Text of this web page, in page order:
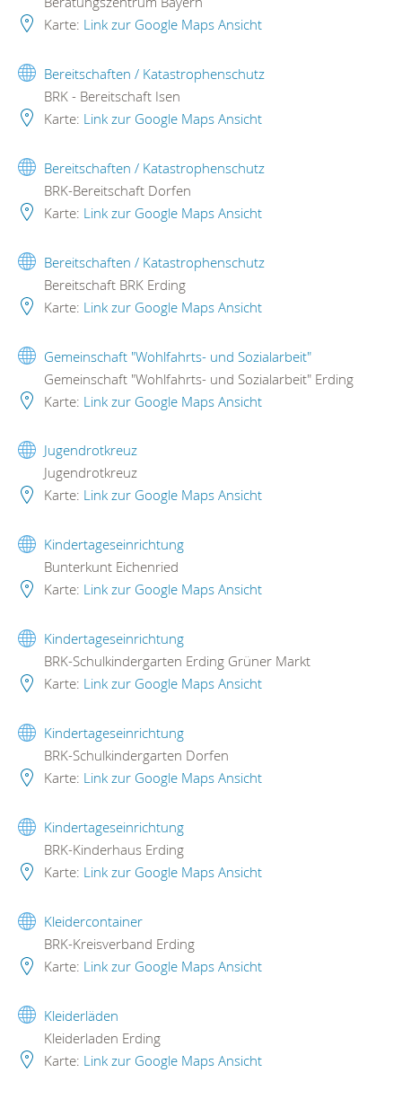
Karte: Link zur Google Maps Ansicht
Bereitschaften / Katastrophenschutz
BRK - Bereitschaft Isen
Karte: Link zur Google Maps Ansicht
Bereitschaften / Katastrophenschutz
BRK-Bereitschaft Dorfen
Karte: Link zur Google Maps Ansicht
Bereitschaften / Katastrophenschutz
Bereitschaft BRK Erding
Karte: Link zur Google Maps Ansicht
Gemeinschaft "Wohlfahrts- und Sozialarbeit"
Gemeinschaft "Wohlfahrts- und Sozialarbeit" Erding
Karte: Link zur Google Maps Ansicht
Jugendrotkreuz
Jugendrotkreuz
Karte: Link zur Google Maps Ansicht
Kindertageseinrichtung
Bunterkunt Eichenried
Karte: Link zur Google Maps Ansicht
Kindertageseinrichtung
BRK-Schulkindergarten Erding Grüner Markt
Karte: Link zur Google Maps Ansicht
Kindertageseinrichtung
BRK-Schulkindergarten Dorfen
Karte: Link zur Google Maps Ansicht
Kindertageseinrichtung
BRK-Kinderhaus Erding
Karte: Link zur Google Maps Ansicht
Kleidercontainer
BRK-Kreisverband Erding
Karte: Link zur Google Maps Ansicht
Kleiderläden
Kleiderladen Erding
Karte: Link zur Google Maps Ansicht